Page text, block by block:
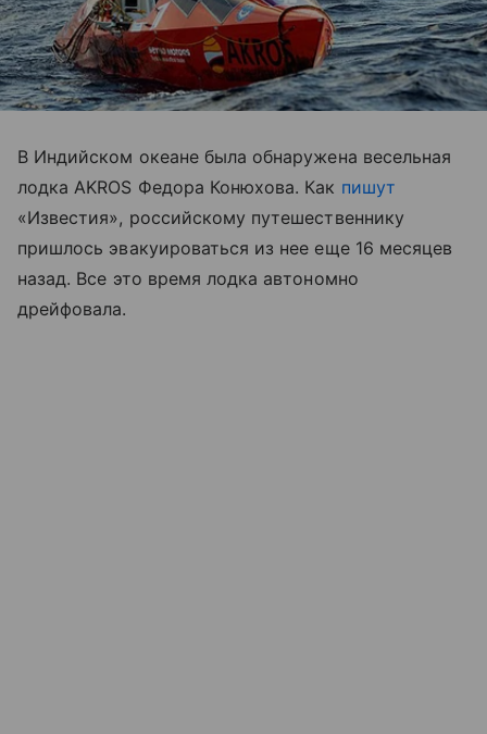
В Индийском океане была обнаружена весельная
лодка AKROS Федора Конюхова. Как пишут
«Известия», российскому путешественнику
пришлось эвакуироваться из нее еще 16 месяцев
назад. Все это время лодка автономно
дрейфовала.